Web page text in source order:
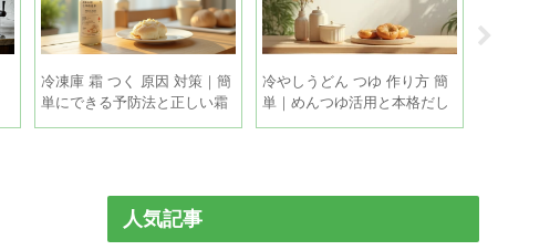
冷凍庫 霜 つく 原因 対策｜簡
単にできる予防法と正しい霜
取りの手順
冷やしうどん つゆ 作り方 簡
単｜めんつゆ活用と本格だし
を5分で
人気記事